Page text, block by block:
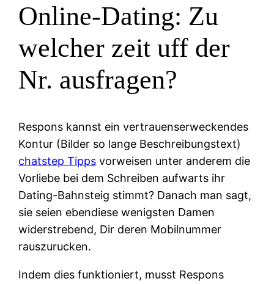
Online-Dating: Zu
welcher zeit uff der
Nr. ausfragen?
Respons kannst ein vertrauenserweckendes
Kontur (Bilder so lange Beschreibungstext)
chatstep Tipps vorweisen unter anderem die
Vorliebe bei dem Schreiben aufwarts ihr
Dating-Bahnsteig stimmt? Danach man sagt,
sie seien ebendiese wenigsten Damen
widerstrebend, Dir deren Mobilnummer
rauszurucken.
Indem dies funktioniert, musst Respons